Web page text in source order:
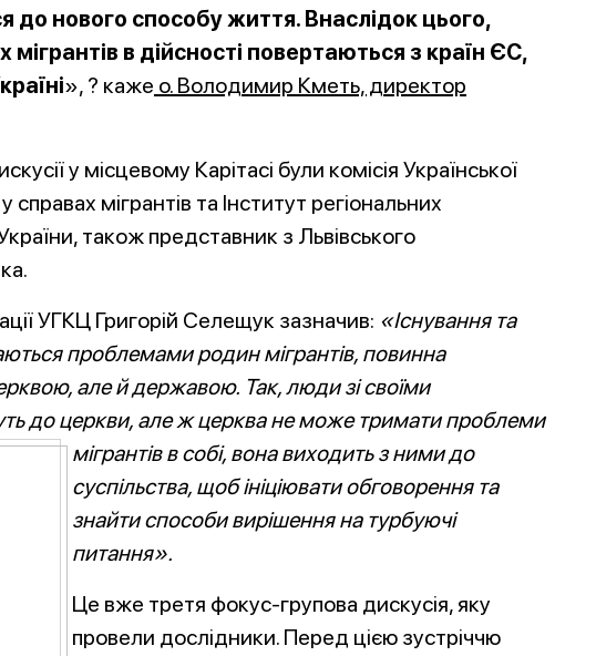
до нового способу життя. Внаслідок цього,
в дійсності повертаються з країн ЄС,
», ? каже о. Володимир Кметь, директор
у місцевому Карітасі були комісія Української
мігрантів та Інститут регіональних
також представник з Львівського
УГКЦ Григорій Селещук зазначив: «Існування та
проблемами родин мігрантів, повинна
але й державою. Так,люди зі своїми
до церкви, але ж церква не може тримати проблеми
мігрантів в собі, вона виходить з ними до
суспільства, щоб ініціювати обговорення та
знайти способи вирішення на турбуючі
питання».
Це вже третя фокус-групова дискусія, яку
провели дослідники. Перед цією зустріччю